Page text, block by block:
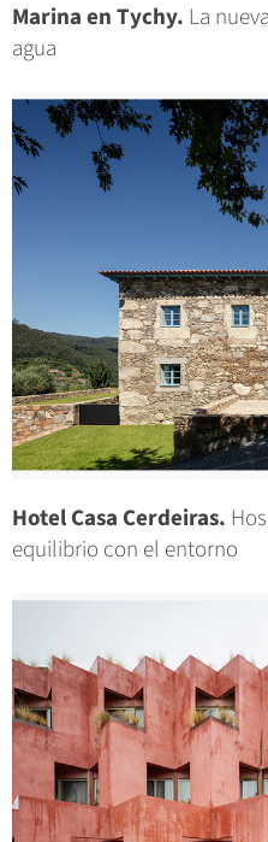
Marina en Tychy. La
agua
Hotel Casa Cerdeiras.
equilibrio con el entorno